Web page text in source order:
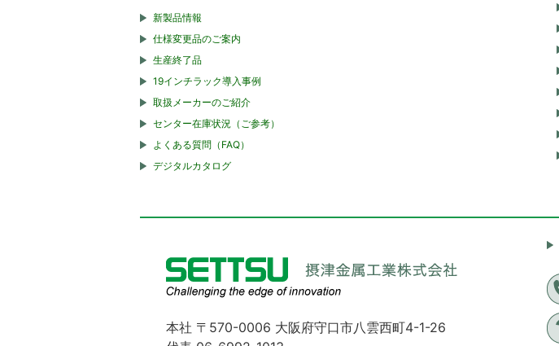
新製品情報
仕様変更品のご案内
生産終了品
19インチラック導入事例
取扱メーカーのご紹介
センター在庫状況（ご参考）
よくある質問（FAQ）
デジタルカタログ
本社 〒570-0006 大阪府守口市八雲西町4-1-26